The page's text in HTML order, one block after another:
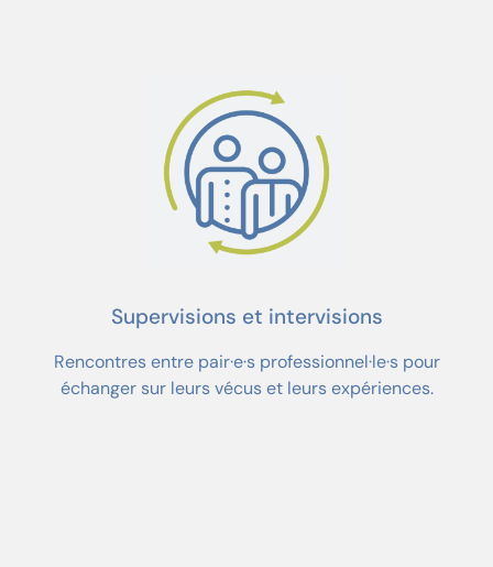
Supervisions et intervisions
Rencontres entre pair·e·s professionnel·le·spour
échanger sur leurs vécus et leurs expériences.